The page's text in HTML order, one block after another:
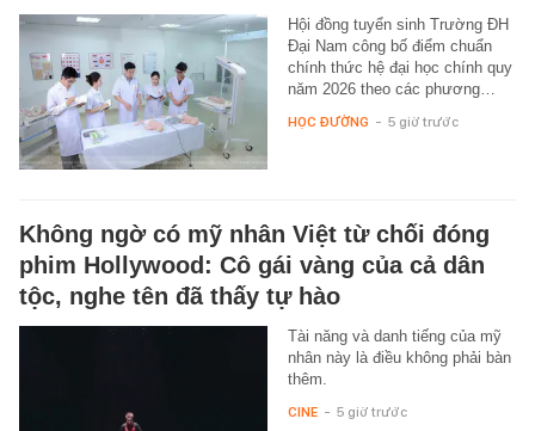
Hội đồng tuyển sinh Trường ĐH
Đại Nam công bố điểm chuẩn
chính thức hệ đại học chính quy
năm 2026 theo các phương…
HỌC ĐƯỜNG - 5 giờ trước
Không ngờ có mỹ nhân Việt từ chối đóng
phim Hollywood: Cô gái vàng của cả dân
tộc, nghe tên đã thấy tự hào
Tài năng và danh tiếng của mỹ
nhân này là điều không phải bàn
thêm.
CINE - 5 giờ trước